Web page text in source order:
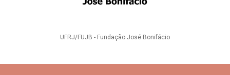
UFRJ/FUJB - Fundação José Bonifácio